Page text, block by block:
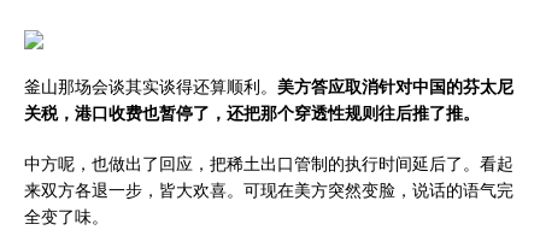
釜山那场会谈其实谈得还算顺利。 美方答应取消针对中国的芬太尼
关税，港口收费也暂停了，还把那个穿透性规则往后推了推。
中方呢，也做出了回应，把稀土出口管制的执行时间延后了。看起
来双方各退一步，皆大欢喜。可现在美方突然变脸，说话的语气完
全变了味。